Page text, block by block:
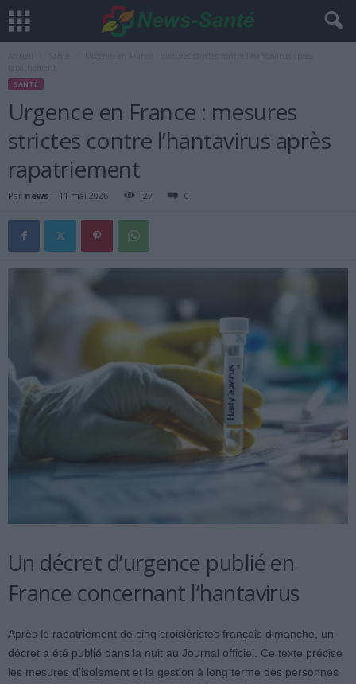
SANTÉ
Urgence en France : mesures
strictes contre l’hantavirus après
rapatriement
Par news - 11 mai 2026 127 0
Un décret d’urgence publié en
France concernant l’hantavirus
Après le rapatriement de cinq croisiéristes français dimanche, un
décret a été publié dans la nuit au Journal officiel. Ce texte précise
les mesures d’isolement et la gestion à long terme des personnes